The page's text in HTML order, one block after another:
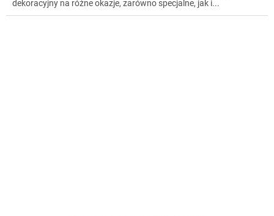
dekoracyjny na różne okazje, zarówno specjalne, jak i...